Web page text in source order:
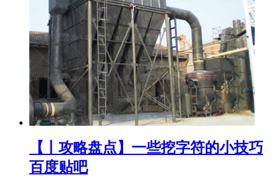
【丨攻略盘点】一些挖字符的小技巧
百度贴吧